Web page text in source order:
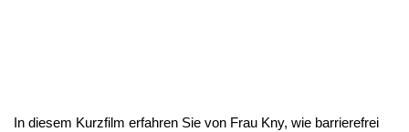
In diesem Kurzfilm erfahren Sie von Frau Kny, wie barrierefrei